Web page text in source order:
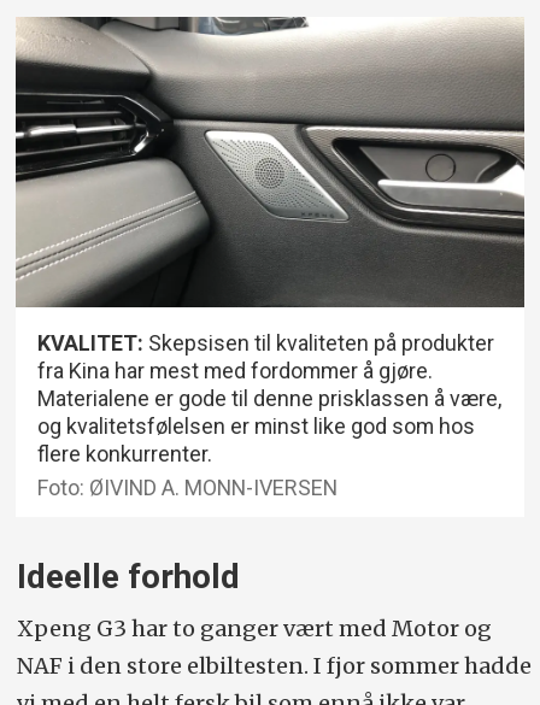
KVALITET: Skepsisen til kvaliteten på produkter
fra Kina har mest med fordommer å gjøre.
Materialene er gode til denne prisklassen å være,
og kvalitetsfølelsen er minst like god som hos
flere konkurrenter.
Foto: ØIVIND A. MONN-IVERSEN
Ideelle forhold
Xpeng G3 har to ganger vært med Motor og
NAF i den store elbiltesten. I fjor sommer hadde